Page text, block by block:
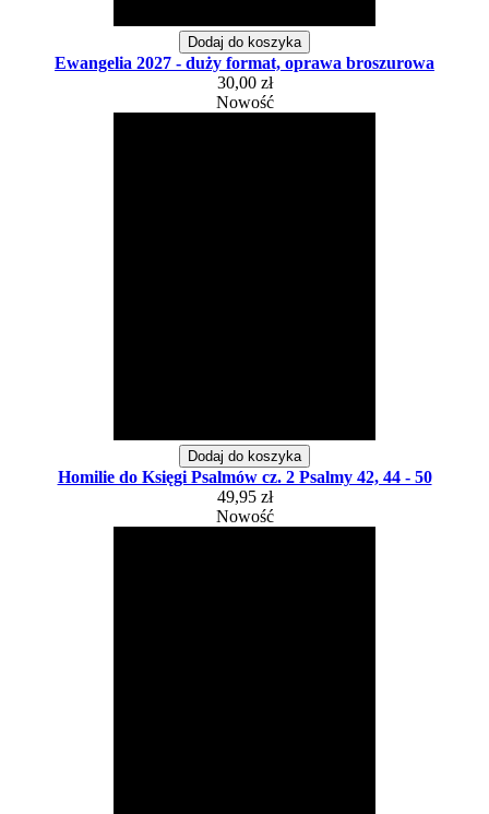
Dodaj do koszyka
Ewangelia 2027 - duży format, oprawa broszurowa
30,00 zł
Nowość
Dodaj do koszyka
Homilie do Księgi Psalmów cz. 2 Psalmy 42, 44 - 50
49,95 zł
Nowość